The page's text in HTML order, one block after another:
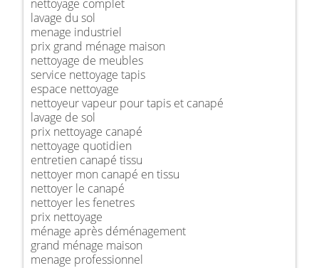
nettoyage complet
lavage du sol
menage industriel
prix grand ménage maison
nettoyage de meubles
service nettoyage tapis
espace nettoyage
nettoyeur vapeur pour tapis et canapé
lavage de sol
prix nettoyage canapé
nettoyage quotidien
entretien canapé tissu
nettoyer mon canapé en tissu
nettoyer le canapé
nettoyer les fenetres
prix nettoyage
ménage après déménagement
grand ménage maison
menage professionnel